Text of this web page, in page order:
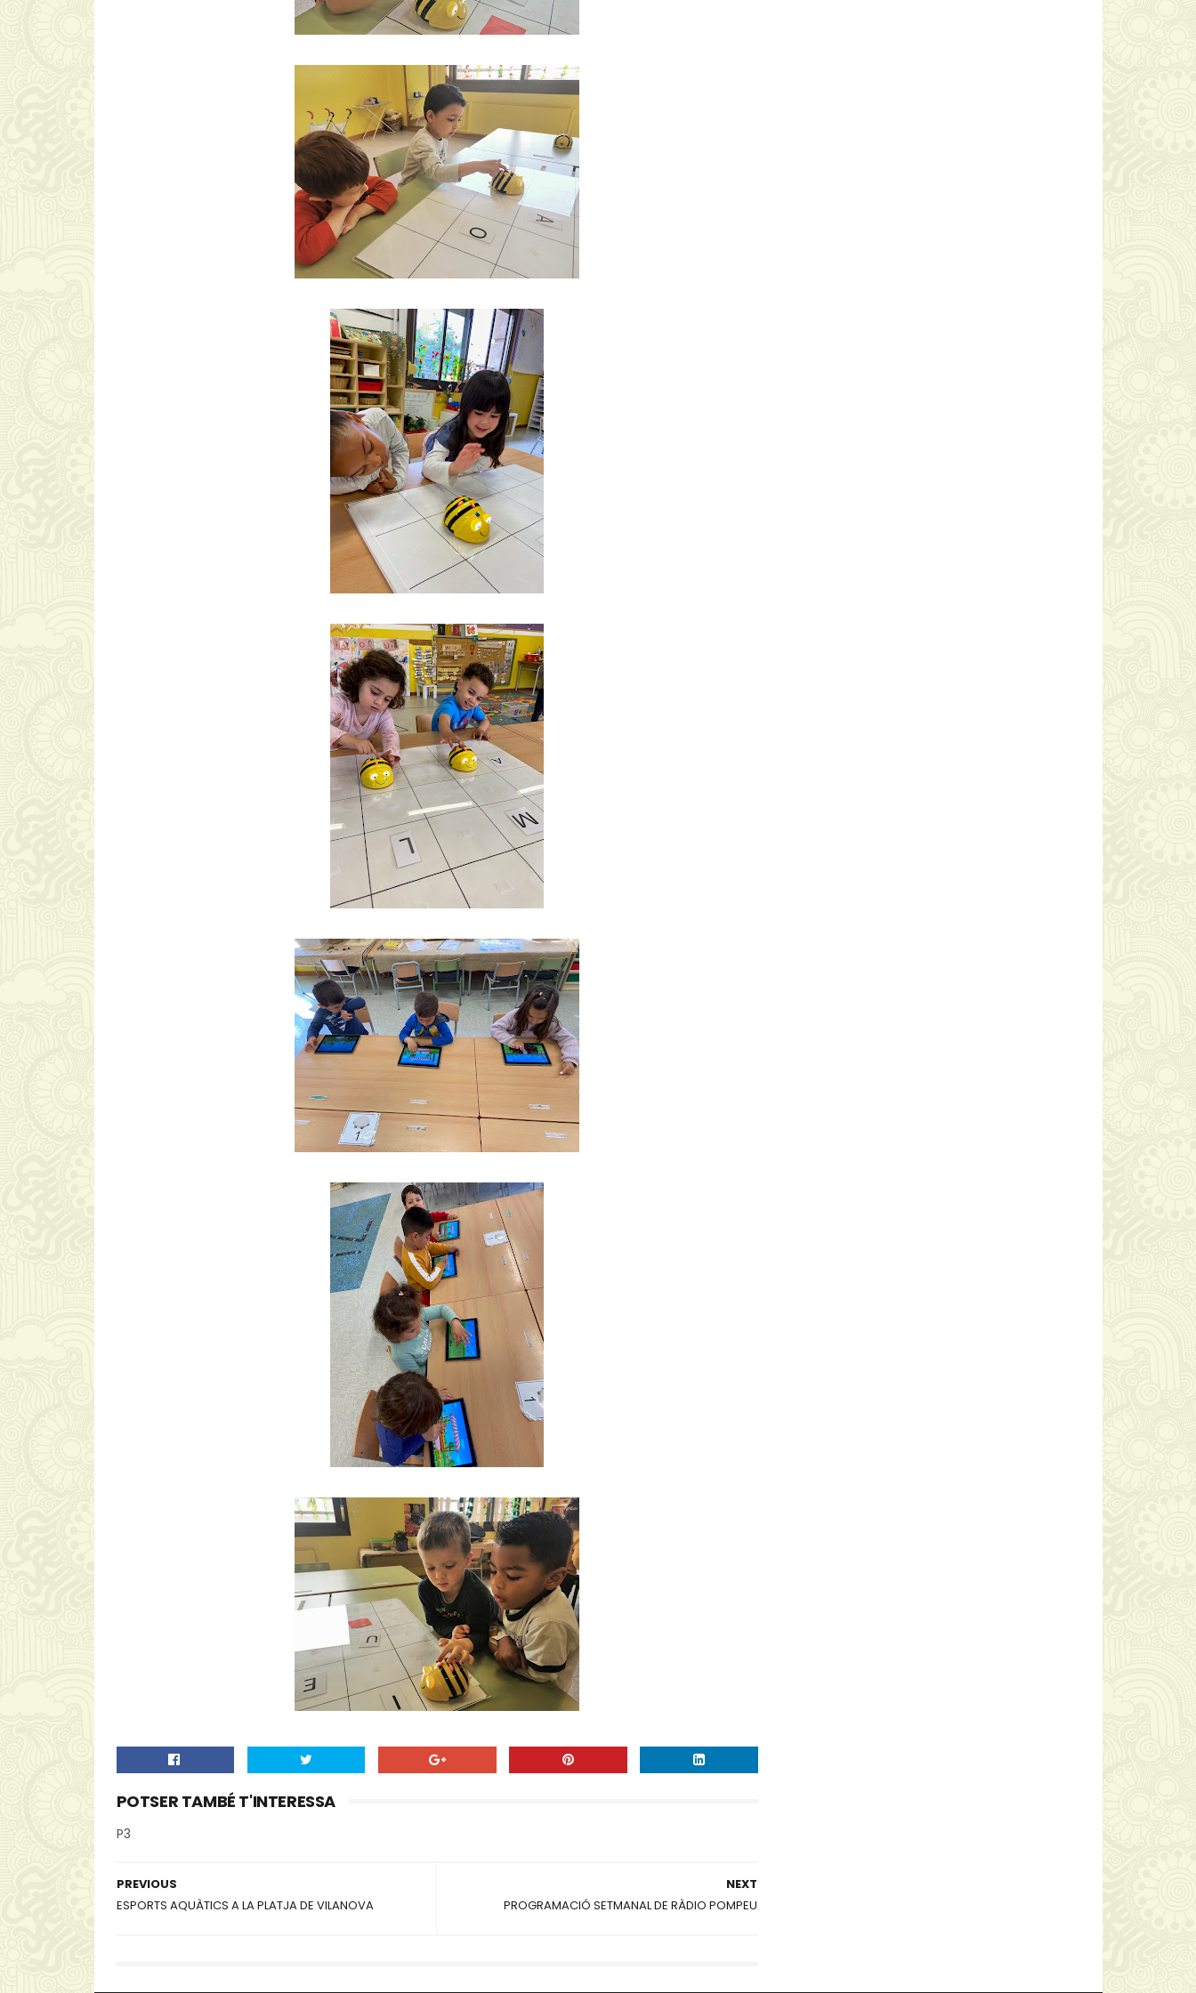
POTSER TAMBÉ T'INTERESSA
P3
NEXT
PROGRAMACIÓ SETMANAL DE RÀDIO POMPEU
PREVIOUS
ESPORTS AQUÀTICS A LA PLATJA DE VILANOVA